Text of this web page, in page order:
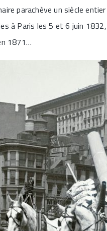
parachève un siècle
à Paris les 5 et 6 juin
1871…